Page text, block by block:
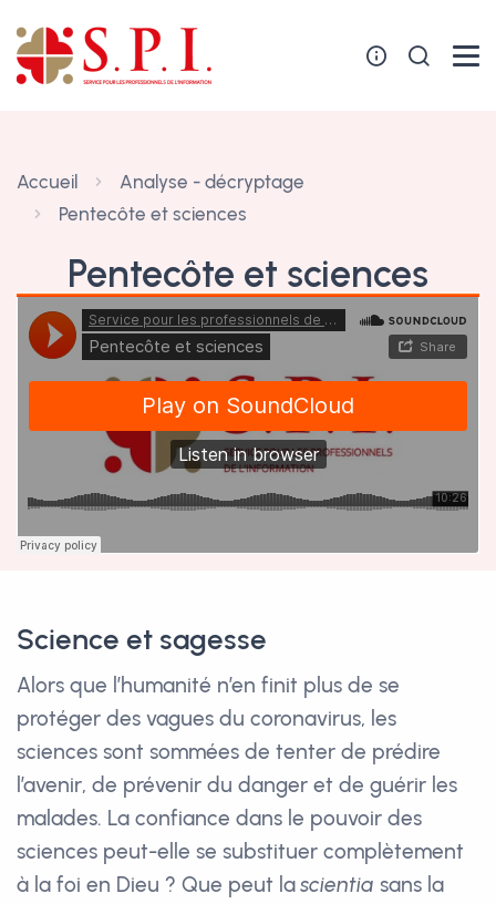
Accueil
Analyse - décryptage
Pentecôte et sciences
Pentecôte et sciences
24 mai 2021
Science et sagesse
Alors que l’humanité n’en finit plus de se
protéger des vagues du coronavirus, les
sciences sont sommées de tenter de prédire
l’avenir, de prévenir du danger et de guérir les
malades. La confiance dans le pouvoir des
sciences peut-elle se substituer complètement
à la foi en Dieu ? Que peut lascientia sans la